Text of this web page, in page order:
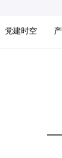
党建时空
——